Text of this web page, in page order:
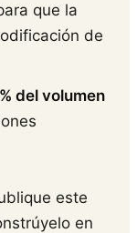
que la
de
del volumen
este
en